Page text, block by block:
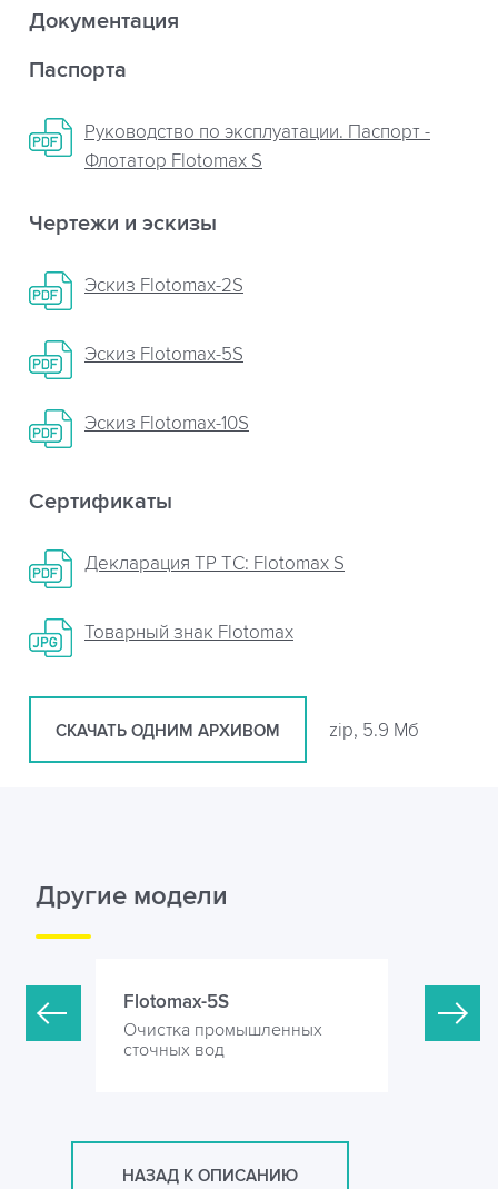
Документация
Паспорта
Руководство по эксплуатации. Паспорт -
Флотатор Flotomax S
Чертежи и эскизы
Эскиз Flotomax-2S
Эскиз Flotomax-5S
Эскиз Flotomax-10S
Сертификаты
Декларация ТР ТС: Flotomax S
Товарный знак Flotomax
СКАЧАТЬ ОДНИМ АРХИВОМ zip, 5.9 Мб
Другие модели
Flotomax-5S
Очистка промышленных
сточных вод
НАЗАД К ОПИСАНИЮ